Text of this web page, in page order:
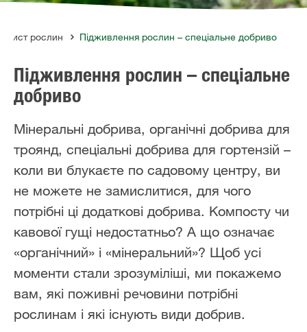
Зв'язок
рослин Підживлення рослин – спеціальне добриво
Підживлення рослин – спеціальне
добриво
Мінеральні добрива, органічні добрива для
троянд, спеціальні добрива для гортензій –
коли ви блукаєте по садовому центру, ви
не можете не замислитися, для чого
потрібні ці додаткові добрива. Компосту чи
кавової гущі недостатньо? А що означає
«органічний» і «мінеральний»? Щоб усі
моменти стали зрозуміліші, ми покажемо
вам, які поживні речовини потрібні
рослинам і які існують види добрив.